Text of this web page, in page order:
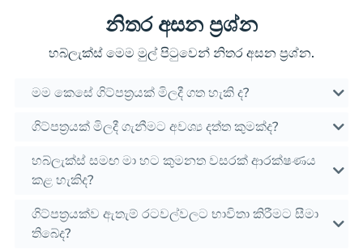
නිතර අසන ප්‍රශ්න
හබ්ලැක්ස් මෙම මුල් පිටුවෙන් නිතර අසන ප්‍රශ්න.
මම කෙසේ ගිට්පත්‍රයක් මිලදී ගත හැකි ද?
ගිට්පත්‍රයක් මිලදී ගැනීමට අවශ්‍ය දත්ත කුමක්ද?
හබ්ලැක්ස් සමඟ මා හට කුමනත වසරක් ආරක්ෂණය
කළ හැකිද?
ගිට්පත්‍රයක්ව ඇතැම් රටවල්වලට භාවිතා කිරීමට සීමා
තිබේද?